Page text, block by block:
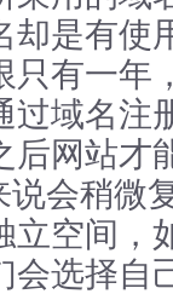
却是有使
只有一年
过域名注
后网站才
会稍微
立空间，
会选择自